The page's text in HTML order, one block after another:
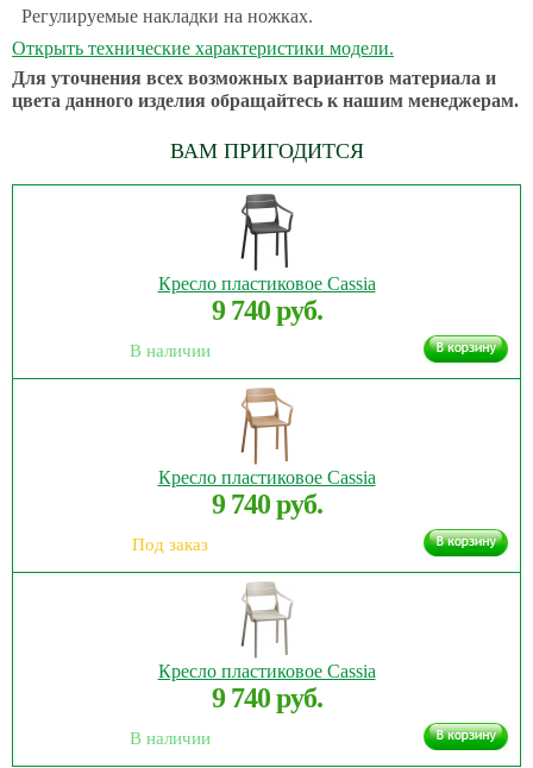
ВАМ ПРИГОДИТСЯ
Кресло пластиковое Cassia
9 740 руб.
В наличии
Кресло пластиковое Cassia
9 740 руб.
Под заказ
Кресло пластиковое Cassia
9 740 руб.
В наличии
Регулируемые накладки на ножках.
Открыть технические характеристики модели.
Для уточнения всех возможных вариантов материала и
цвета данного изделия обращайтесь к нашим менеджерам.